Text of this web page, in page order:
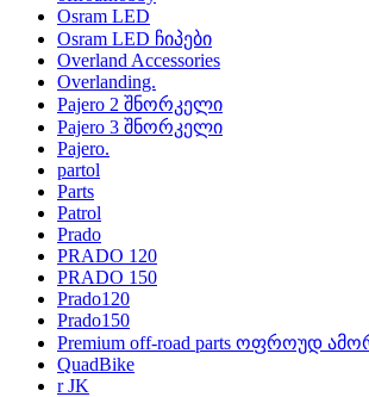
Osram LED
Osram LED ჩიპები
Overland Accessories
Overlanding.
Pajero 2 შნორკელი
Pajero 3 შნორკელი
Pajero.
partol
Parts
Patrol
Prado
PRADO 120
PRADO 150
Prado120
Prado150
Premium off-road parts ოფროუდ
QuadBike
r JK